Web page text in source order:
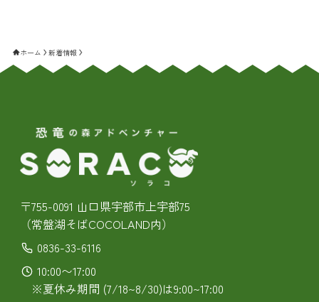
ホーム 新着情報
〒755-0091 山口県宇部市上宇部75
（常盤湖そばCOCOLAND内）
0836-33-6116
10:00〜17:00
※夏休み期間 (7/18~8/30)は9:00~17:00